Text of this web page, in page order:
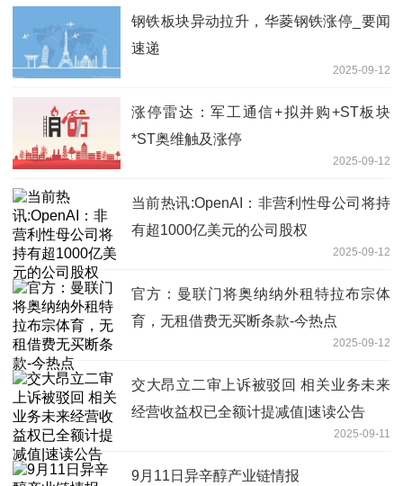
钢铁板块异动拉升，华菱钢铁涨停_要闻
速递
2025-09-12
涨停雷达：军工通信+拟并购+ST板块
*ST奥维触及涨停
2025-09-12
当前热讯:OpenAI：非营利性母公司将持
有超1000亿美元的公司股权
2025-09-12
官方：曼联门将奥纳纳外租特拉布宗体
育，无租借费无买断条款-今热点
2025-09-12
交大昂立二审上诉被驳回 相关业务未来
经营收益权已全额计提减值|速读公告
2025-09-11
9月11日异辛醇产业链情报